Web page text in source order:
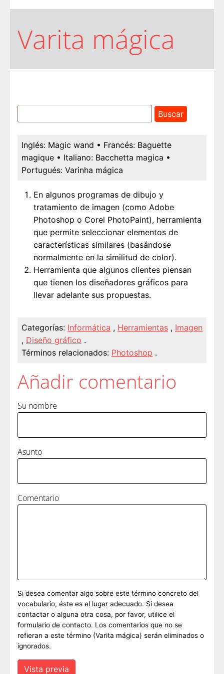
Varita mágica
Inglés: Magic wand • Francés: Baguette
magique • Italiano: Bacchetta magica •
Portugués: Varinha mágica
En algunos programas de dibujo y
tratamiento de imagen (como Adobe
Photoshop o Corel PhotoPaint), herramienta
que permite seleccionar elementos de
características similares (basándose
normalmente en la similitud de color).
Herramienta que algunos clientes piensan
que tienen los diseñadores gráficos para
llevar adelante sus propuestas.
Categorías: Informática , Herramientas , Imagen
, Diseño gráfico .
Términos relacionados: Photoshop .
Añadir comentario
Su nombre
Asunto
Comentario
Si desea comentar algo sobre este término concreto del
vocabulario, éste es el lugar adecuado. Si desea
contactar o alguna otra cosa, por favor, utilice el
formulario de contacto. Los comentarios que no se
refieran a este término (Varita mágica) serán eliminados o
ignorados.